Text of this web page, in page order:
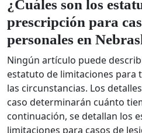
¿Cuáles son los
prescripción para
personales en
Ningún artículo puede
estatuto de limitaciones para
las circunstancias. Los
caso determinarán cuánto
continuación, se detallan los
limitaciones para casos de